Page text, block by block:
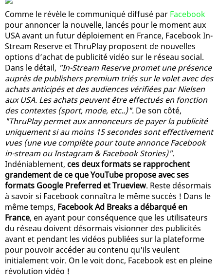
Comme le révèle le communiqué diffusé par Facebook
pour annoncer la nouvelle, lancés pour le moment aux
USA avant un futur déploiement en France, Facebook In-
Stream Reserve et ThruPlay proposent de nouvelles
options d’achat de publicité vidéo sur le réseau social.
Dans le détail, "In-Stream Reserve promet une présence
auprès de publishers premium triés sur le volet avec des
achats anticipés et des audiences vérifiées par Nielsen
aux USA. Les achats peuvent être effectués en fonction
des contextes (sport, mode, etc..)". De son côté,
"ThruPlay permet aux annonceurs de payer la publicité
uniquement si au moins 15 secondes sont effectivement
vues (une vue complète pour toute annonce Facebook
in-stream ou Instagram & Facebook Stories)".
Indéniablement, ces deux formats se rapprochent
grandement de ce que YouTube propose avec ses
formats Google Preferred et Trueview. Reste désormais
à savoir si Facebook connaîtra le même succès ! Dans le
même temps, Facebook Ad Breaks a débarqué en
France, en ayant pour conséquence que les utilisateurs
du réseau doivent désormais visionner des publicités
avant et pendant les vidéos publiées sur la plateforme
pour pouvoir accéder au contenu qu'ils veulent
initialement voir. On le voit donc, Facebook est en pleine
révolution vidéo !